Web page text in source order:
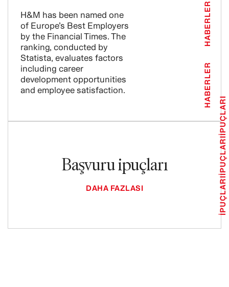
H&M has been named one
of Europe’s Best Employers
by the Financial Times. The
ranking, conducted by
Statista, evaluates factors
including career
development opportunities
and employee satisfaction.
HABERLER
HABERLER
Başvuru ipuçları
DAHA FAZLASI İPUÇLARI
İPUÇLARI
İPUÇLARI